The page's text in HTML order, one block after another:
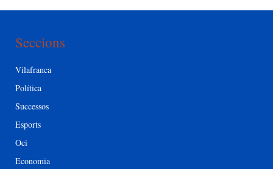
Seccions
Vilafranca
Política
Successos
Esports
Oci
Economia